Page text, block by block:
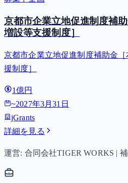
京都市企業立地促進制度補
増設等支援制度］
京都市企業立地促進制度補助金
援制度］
1億円
~2027年3月31日
jGrants
詳細を見る
運営: 合同会社TIGER WORKS |